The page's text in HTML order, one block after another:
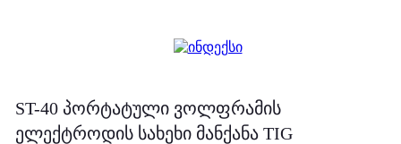
ST-40 პორტატული ვოლფრამის
ელექტროდის სახეხი მანქანა TIG